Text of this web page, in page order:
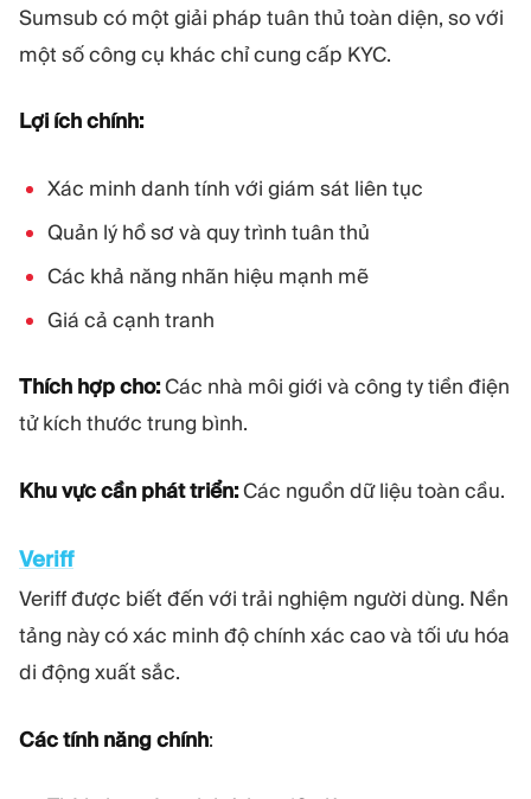
Sumsub có một giải pháp tuân thủ toàn diện, so với
một số công cụ khác chỉ cung cấp KYC.
Lợi ích chính:
Xác minh danh tính với giám sát liên tục
Quản lý hồ sơ và quy trình tuân thủ
Các khả năng nhãn hiệu mạnh mẽ
Giá cả cạnh tranh
Thích hợp cho:Các nhà môi giới và công ty tiền điện
tử kích thước trung bình.
Khu vực cần phát triển:Các nguồn dữ liệu toàn cầu.
Veriff
Veriff được biết đến với trải nghiệm người dùng. Nền
tảng này có xác minh độ chính xác cao và tối ưu hóa
di động xuất sắc.
Các tính năng chính: